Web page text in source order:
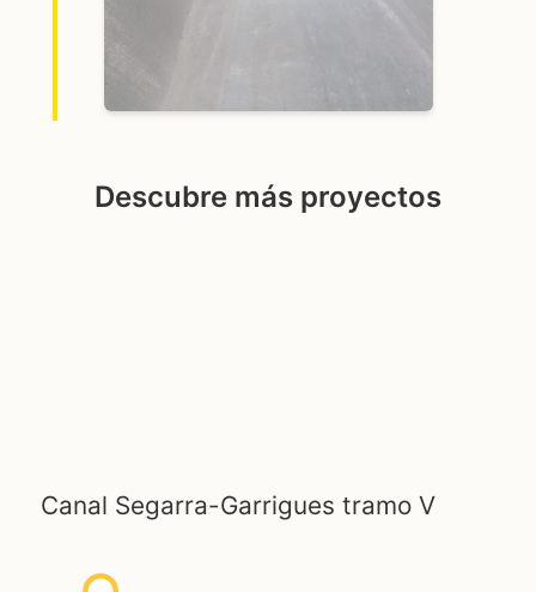
Descubre más proyectos
Canal Segarra-Garrigues tramo V